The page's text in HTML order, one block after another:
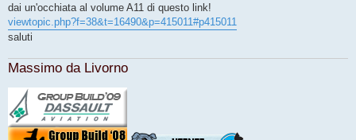
a
g
g
i
dai un'occhiata al volume A11 di questo link!
viewtopic.php?f=38&t=16490&p=415011#p415011
saluti
Massimo da Livorno